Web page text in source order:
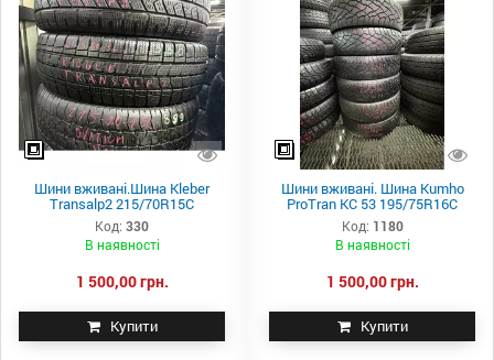
Шини вживані.Шина Kleber
Transalp2 215/70R15C
Код: 330
В наявності
1 500,00 грн.
Купити
Шини вживані. Шина Kumho
ProTran KC 53 195/75R16C
Код: 1180
В наявності
1 500,00 грн.
Купити